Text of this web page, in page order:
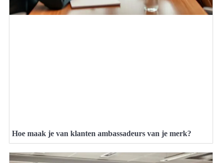
Hoe maak je van klanten ambassadeurs van je merk?